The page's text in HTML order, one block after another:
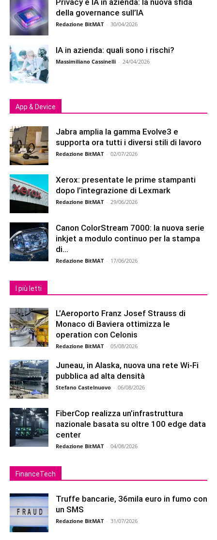
della governance sull’IA
Redazione BitMAT - 30/04/2026
IA in azienda: quali sono i rischi?
Massimiliano Cassinelli - 24/04/2026
App & Device
Jabra amplia la gamma Evolve3 e
supporta ora tutti i diversi stili di lavoro
Redazione BitMAT - 02/07/2026
Xerox: presentate le prime stampanti
dopo l’integrazione di Lexmark
Redazione BitMAT - 29/06/2026
Canon ColorStream 7000: la nuova serie
inkjet a modulo continuo per la stampa
di...
Redazione BitMAT - 17/06/2026
I più letti
L’Aeroporto Franz Josef Strauss di
Monaco di Baviera ottimizza le
operation con Celonis
Redazione BitMAT - 05/08/2026
Juneau, in Alaska, nuova una rete Wi-Fi
pubblica ad alta densità
Stefano Castelnuovo - 06/08/2026
FiberCop realizza un’infrastruttura
nazionale basata su oltre 100 edge data
center
Redazione BitMAT - 04/08/2026
FinanceTech
Truffe bancarie, 36mila euro in fumo con
un SMS
Redazione BitMAT - 31/07/2026